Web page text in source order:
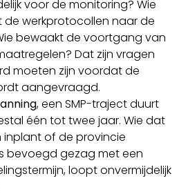
voor de monitoring? Wie
werkprotocollen naar de
bewaakt de voortgang van
Dat zijn vragen
moeten zijn voordat de
aangevraagd.
, een SMP-traject duurt
één tot twee jaar. Wie dat
inplant of de provincie
bevoegd gezag met een
loopt onvermijdelijk